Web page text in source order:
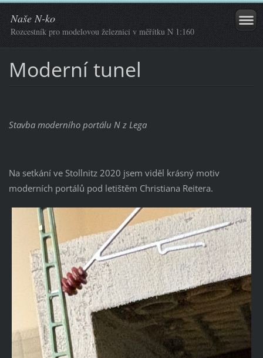
Naše N-ko
Rozcestník pro modelovou železnici v měřítku N 1:160
Moderní tunel
Stavba moderního portálu N z Lega
Na setkání ve Stollnitz 2020 jsem viděl krásný motiv
moderních portálů pod letištěm Christiana Reitera.